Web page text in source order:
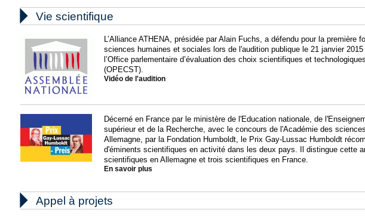
 Vie scientifique
L’Alliance ATHENA, présidée par Alain Fuchs, a défendu pour la première
sciences humaines et sociales lors de l'audition publique le 21 janvier 2015
l’Office parlementaire d’évaluation des choix scientifiques et technologiques
(OPECST).
Vidéo de l'audition
Décerné en France par le ministère de l'Education nationale, de
supérieur et de la Recherche, avec le concours de l'Académie des
Allemagne, par la Fondation Humboldt, le Prix Gay-Lussac Humboldt
d'éminents scientifiques en activité dans les deux pays. Il distingue cette
scientifiques en Allemagne et trois scientifiques en France.
En savoir plus
 Appel à projets